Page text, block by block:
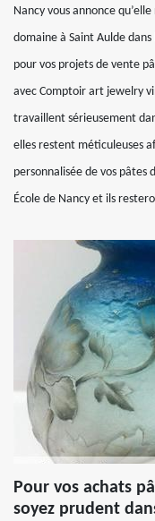
Nancy vous annonce
domaine à Saint Aulde
pour vos projets de vente
avec Comptoir art jewelry
travaillent sérieusement
elles restent méticuleuses
personnalisée de vos pâtes
École de Nancy et ils
Pour vos achats
soyez prudent